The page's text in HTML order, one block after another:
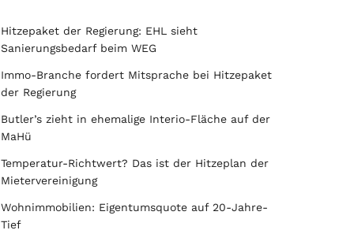
Hitzepaket der Regierung: EHL sieht
Sanierungsbedarf beim WEG
Immo-Branche fordert Mitsprache bei Hitzepaket
der Regierung
Butler’s zieht in ehemalige Interio-Fläche auf der
MaHü
Temperatur-Richtwert? Das ist der Hitzeplan der
Mietervereinigung
Wohnimmobilien: Eigentumsquote auf 20-Jahre-
Tief